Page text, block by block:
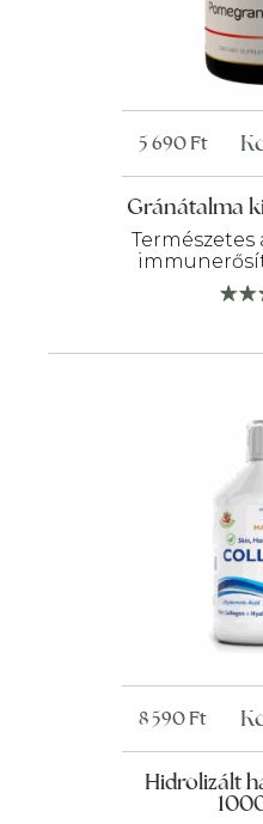
Gránátalma
5 690Ft
Hidrolizált
8 590Ft